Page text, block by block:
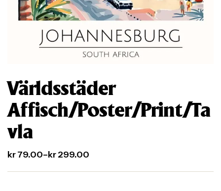
Världsstäder
Affisch/Poster/Print/Ta
vla
kr79.00–kr299.00